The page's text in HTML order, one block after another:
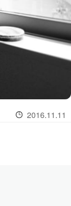
2016.11.11